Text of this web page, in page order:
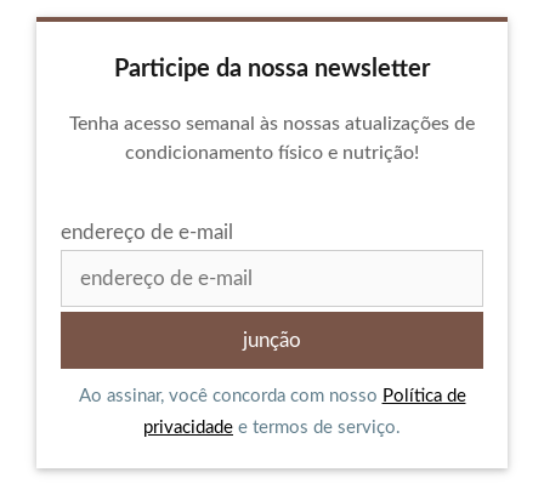
Participe da nossa newsletter
Tenha acesso semanal às nossas atualizações de
condicionamento físico e nutrição!
endereço de e-mail
Ao assinar, você concorda com nosso Política de
privacidade e termos de serviço.